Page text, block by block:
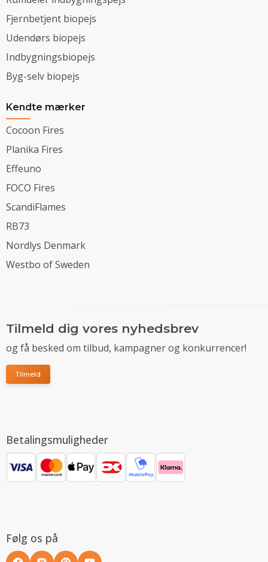
Fjernbetjent biopejs
Udendørs biopejs
Indbygningsbiopejs
Byg-selv biopejs
Kendte mærker
Cocoon Fires
Planika Fires
Effeuno
FOCO Fires
ScandiFlames
RB73
Nordlys Denmark
Westbo of Sweden
Tilmeld dig vores nyhedsbrev
og få besked om tilbud, kampagner og konkurrencer!
Tilmeld
Betalingsmuligheder
Følg os på